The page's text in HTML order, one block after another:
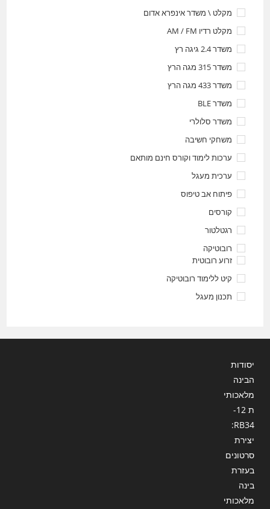
מקלט \ משדר אינפרא אדום
מקלט רדיו AM / FM
משדר 2.4 גיגה רץ
משדר 315 מגה הרץ
משדר 433 מגה הרץ
משדר BLE
משדר סלולרי
משחקי חשיבה
ערכות לימוד וקורס חינם מותאם
ערכית מעגל
פיתוח אב טיפוס
קורסים
רגטלטור
רובוטיקה
זרוע רובוטית
קיט ללימוד רובוטיקה
תכנון מעגל
יסודות
הבינה
מלאכותי
ת 12-
RB34:
יצירת
סרטונים
בעזרת
בינה
מלאכותי